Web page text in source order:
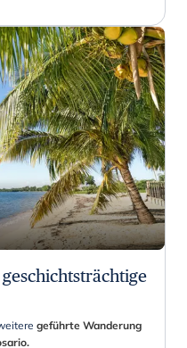
geführte Wanderung